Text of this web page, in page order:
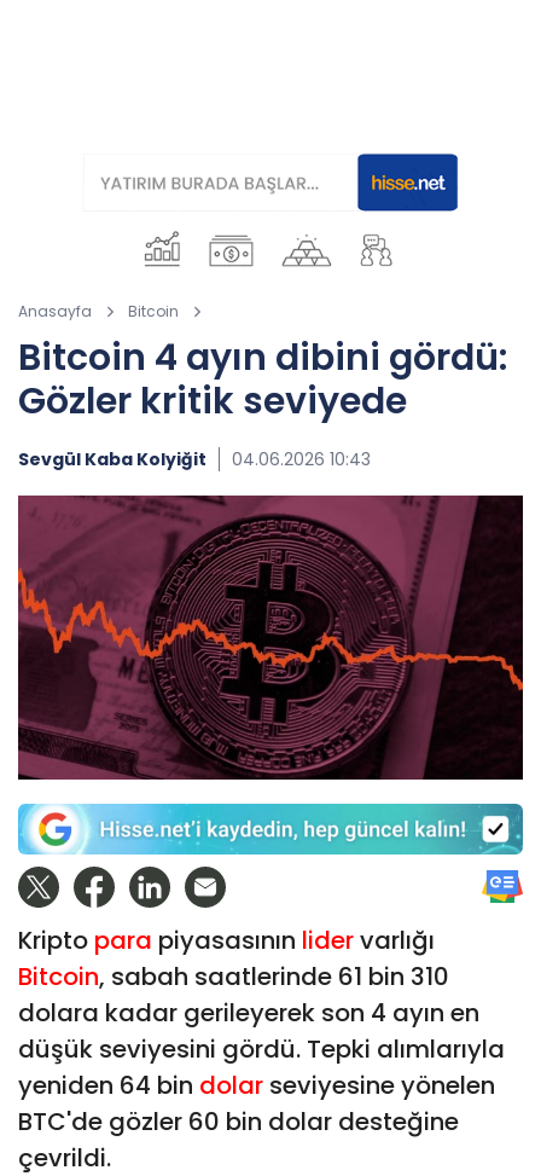
Anasayfa Bitcoin
Bitcoin 4 ayın dibini gördü:
Gözler kritik seviyede
Sevgül Kaba Kolyiğit 04.06.2026 10:43
Kripto para piyasasının lidervarlığı
Bitcoin, sabah saatlerinde 61 bin 310
dolara kadar gerileyerek son 4 ayın en
düşük seviyesini gördü. Tepki alımlarıyla
yeniden 64 bin dolar seviyesine yönelen
BTC'de gözler 60 bin dolar desteğine
çevrildi.